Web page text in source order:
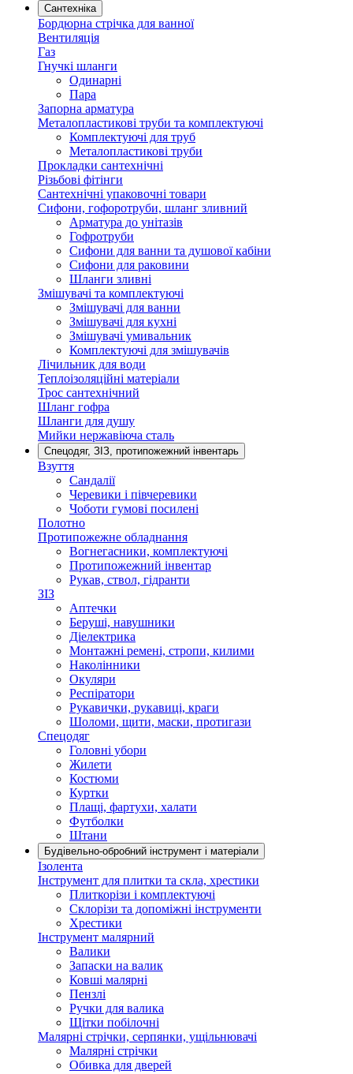
Сантехніка
Бордюрна стрічка для ванної
Вентиляція
Газ
Гнучкі шланги
Одинарні
Пара
Запорна арматура
Металопластикові труби та комплектуючі
Комплектуючі для труб
Металопластикові труби
Прокладки сантехнічні
Різьбові фітінги
Сантехнічні упаковочні товари
Сифони, гофоротруби, шланг зливний
Арматура до унітазів
Гофротруби
Сифони для ванни та душової кабіни
Сифони для раковини
Шланги зливні
Змішувачі та комплектуючі
Змішувачі для ванни
Змішувачі для кухні
Змішувачі умивальник
Комплектуючі для змішувачів
Лічильник для води
Теплоізоляційні матеріали
Трос сантехнічний
Шланг гофра
Шланги для душу
Мийки нержавіюча сталь
Спецодяг, ЗІЗ, протипожежний інвентарь
Взуття
Сандалії
Черевики і півчеревики
Чоботи гумові посилені
Полотно
Протипожежне обладнання
Вогнегасники, комплектуючі
Протипожежний інвентар
Рукав, ствол, гідранти
ЗІЗ
Аптечки
Беруші, навушники
Діелектрика
Монтажні ремені, стропи, килими
Наколінники
Окуляри
Респіратори
Рукавички, рукавиці, краги
Шоломи, щити, маски, протигази
Спецодяг
Головні убори
Жилети
Костюми
Куртки
Плащі, фартухи, халати
Футболки
Штани
Будівельно-обробний інструмент і матеріали
Ізолента
Інструмент для плитки та скла, хрестики
Плиткорізи і комплектуючі
Склорізи та допоміжні інструменти
Хрестики
Інструмент малярний
Валики
Запаски на валик
Ковші малярні
Пензлі
Ручки для валика
Щітки побілочні
Малярні стрічки, серпянки, ущільнювачі
Малярні стрічки
Обивка для дверей